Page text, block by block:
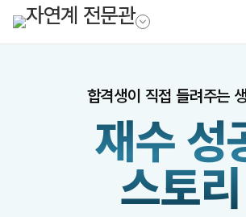
합격생이 직접 들려주는
재수 성
스토리